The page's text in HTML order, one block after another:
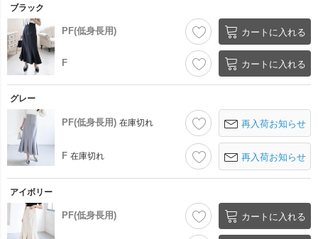
ブラック
PF(低身長用) カートに入れる
F カートに入れる
グレー
PF(低身長用) 在庫切れ 再入荷お知らせ
F 在庫切れ 再入荷お知らせ
アイボリー
PF(低身長用) カートに入れる